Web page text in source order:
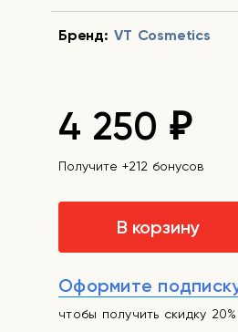
Бренд: VT Cosmetics
4 250 ₽
Получите +212 бонусов
В корзину
Оформите
чтобы получить скидку